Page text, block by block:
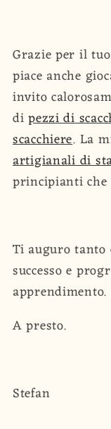
Grazie per il
piace anche
invito
dipezzi di
scacchiere. La
artigianali di
principianti
Ti auguro
successo e
apprendimento.
A presto.
Stefan